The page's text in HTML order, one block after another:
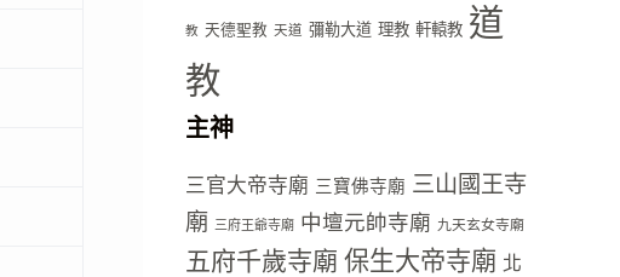
教 天德聖教 天道 彌勒大道 理教 軒轅教 道
教
主神
三官大帝寺廟 三寶佛寺廟 三山國王寺
廟 三府王爺寺廟 中壇元帥寺廟 九天玄女寺廟
五府千歲寺廟 保生大帝寺廟 北